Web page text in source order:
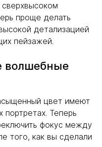
проще делать
детализацией
пейзажей.
волшебные
цвет имеют
Теперь
фокус между
того, как вы сделали